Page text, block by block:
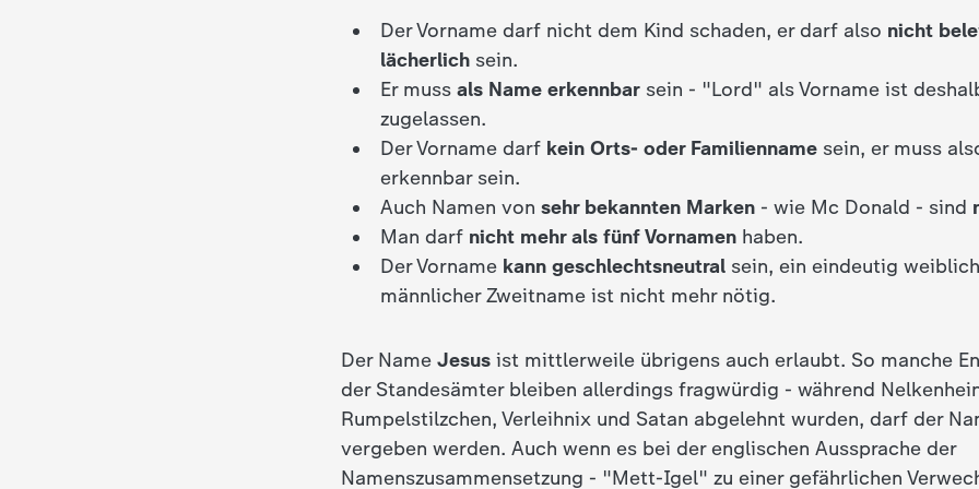
Der Vorname darf nicht dem Kind schaden, er darf also nicht
lächerlich sein.
Er muss als Name erkennbar sein - "Lord" als Vorname ist
zugelassen.
Der Vorname darf kein Orts- oder Familienname sein, er muss
erkennbar sein.
Auch Namen von sehr bekannten Marken - wie Mc Donald - sind
Man darf nicht mehr als fünf Vornamen haben.
Der Vorname kann geschlechtsneutral sein, ein eindeutig
männlicher Zweitname ist nicht mehr nötig.
Der Name Jesus ist mittlerweile übrigens auch erlaubt. So manche
der Standesämter bleiben allerdings fragwürdig - während
Rumpelstilzchen, Verleihnix und Satan abgelehnt wurden, darf der
vergeben werden. Auch wenn es bei der englischen Aussprache der
Namenszusammensetzung - "Mett-Igel" zu einer gefährlichen